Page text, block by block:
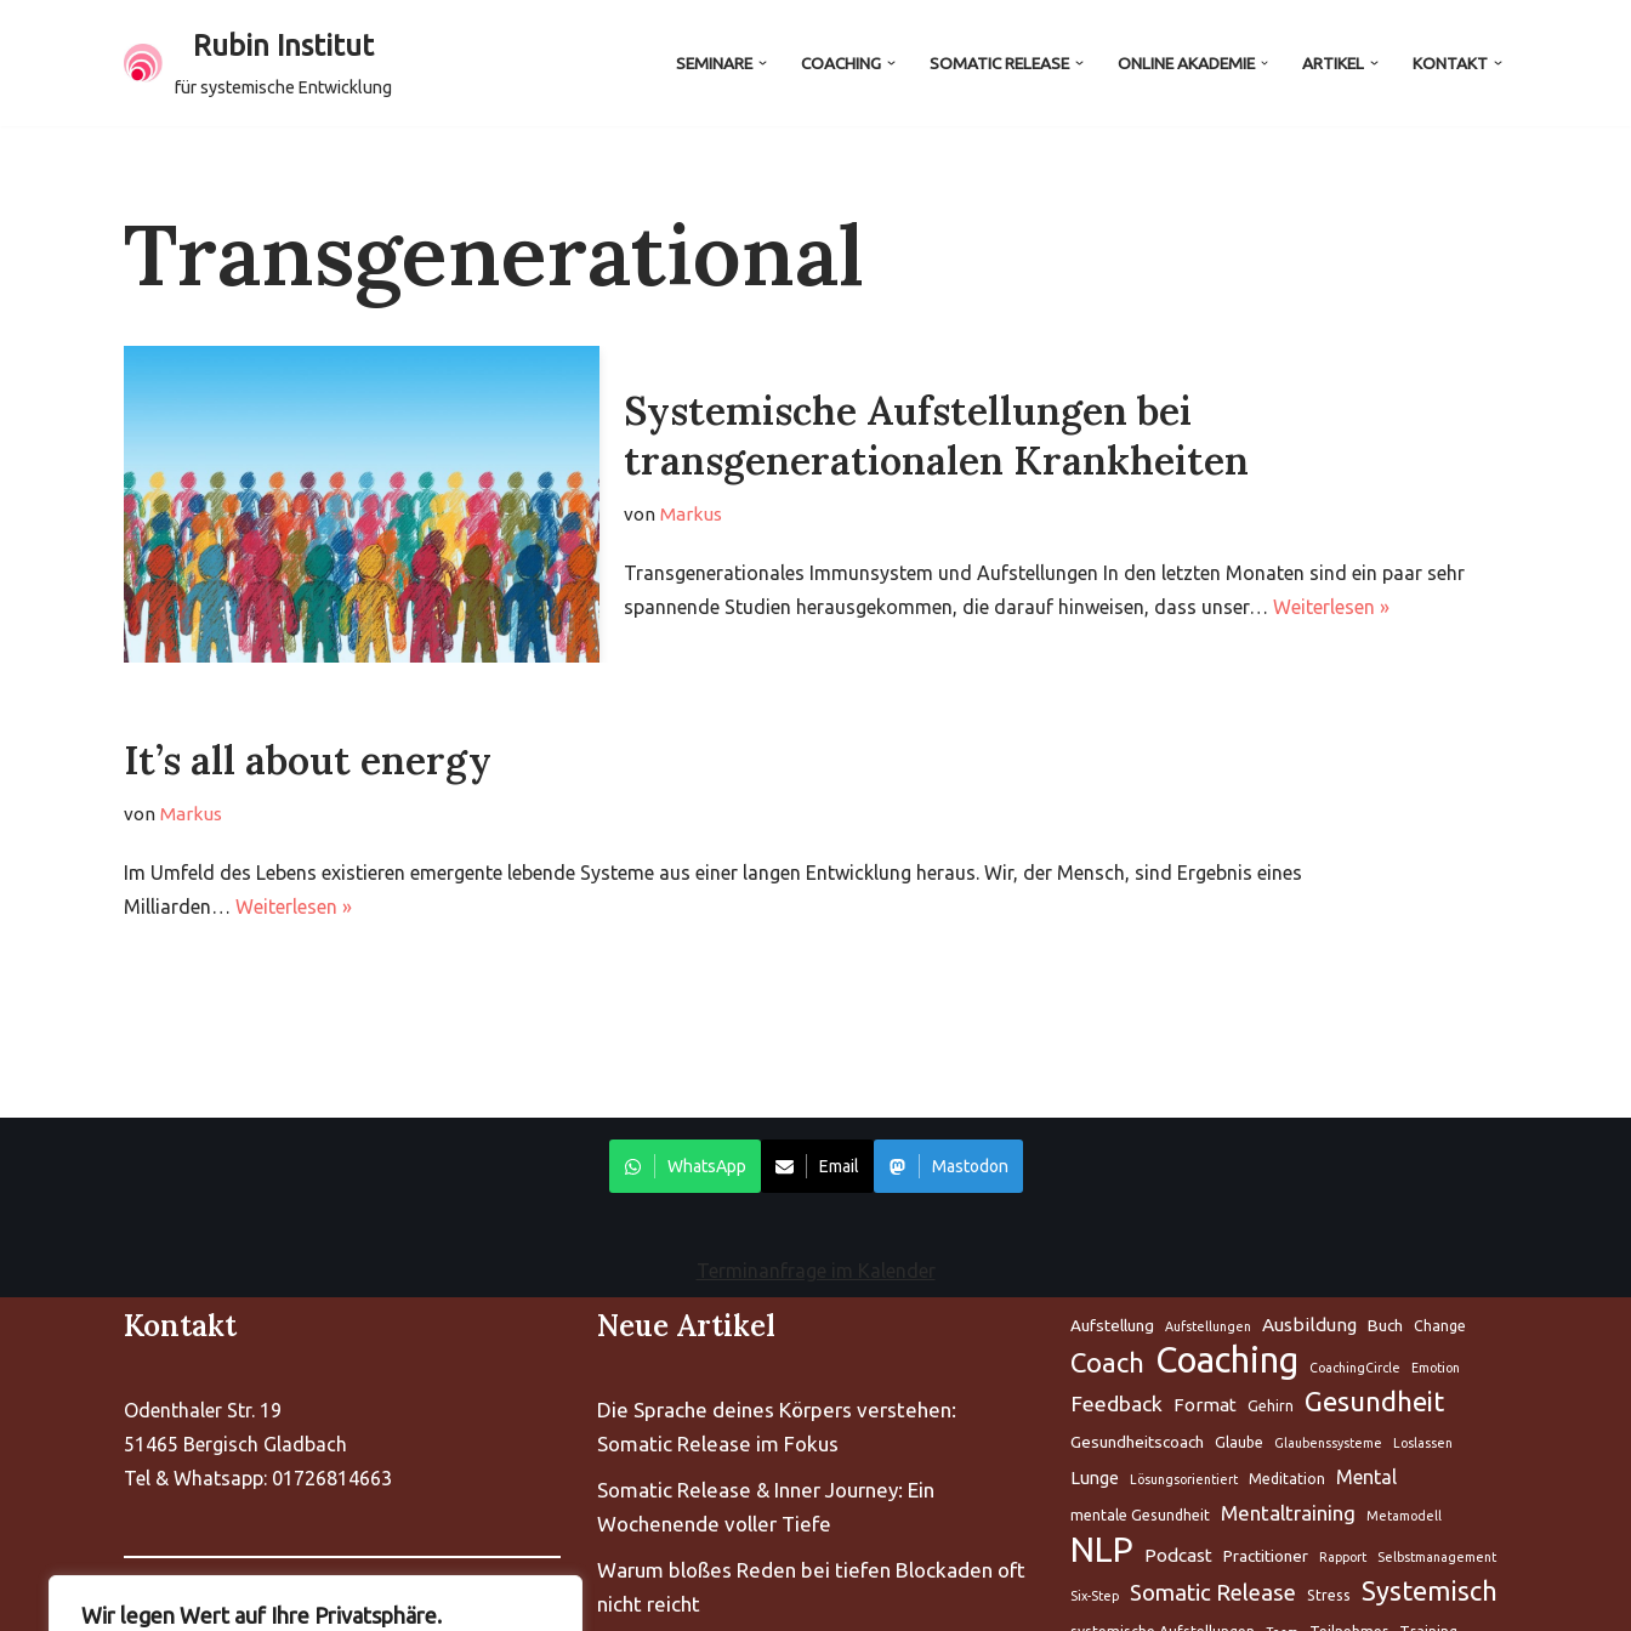
Wir legen Wert auf Ihre Privatsphäre.
Rubin Institut
für systemische Entwicklung
SEMINARE COACHING SOMATIC RELEASE ONLINE AKADEMIE ARTIKEL KONTAKT
Transgenerational
Systemische Aufstellungen bei
transgenerationalen Krankheiten
von Markus
Transgenerationales Immunsystem und Aufstellungen In den letzten Monaten sind ein paar sehr
spannende Studien herausgekommen, die darauf hinweisen, dass unser… Weiterlesen »
It’s all about energy
von Markus
Im Umfeld des Lebens existieren emergente lebende Systeme aus einer langen Entwicklung heraus. Wir, der Mensch, sind Ergebnis eines
Milliarden… Weiterlesen »
WhatsApp Email Mastodon
Terminanfrage im Kalender
Kontakt
Odenthaler Str. 19
51465 Bergisch Gladbach
Tel & Whatsapp: 01726814663
Neue Artikel
Die Sprache deines Körpers verstehen:
Somatic Release im Fokus
Somatic Release & Inner Journey: Ein
Wochenende voller Tiefe
Warum bloßes Reden bei tiefen Blockaden oft
nicht reicht
Aufstellung Aufstellungen Ausbildung Buch Change
Coach Coaching CoachingCircle Emotion
Feedback Format Gehirn Gesundheit
Gesundheitscoach Glaube Glaubenssysteme Loslassen
Lunge Lösungsorientiert Meditation Mental
mentale Gesundheit Mentaltraining Metamodell
NLP Podcast Practitioner Rapport Selbstmanagement
Six-Step Somatic Release Stress Systemisch